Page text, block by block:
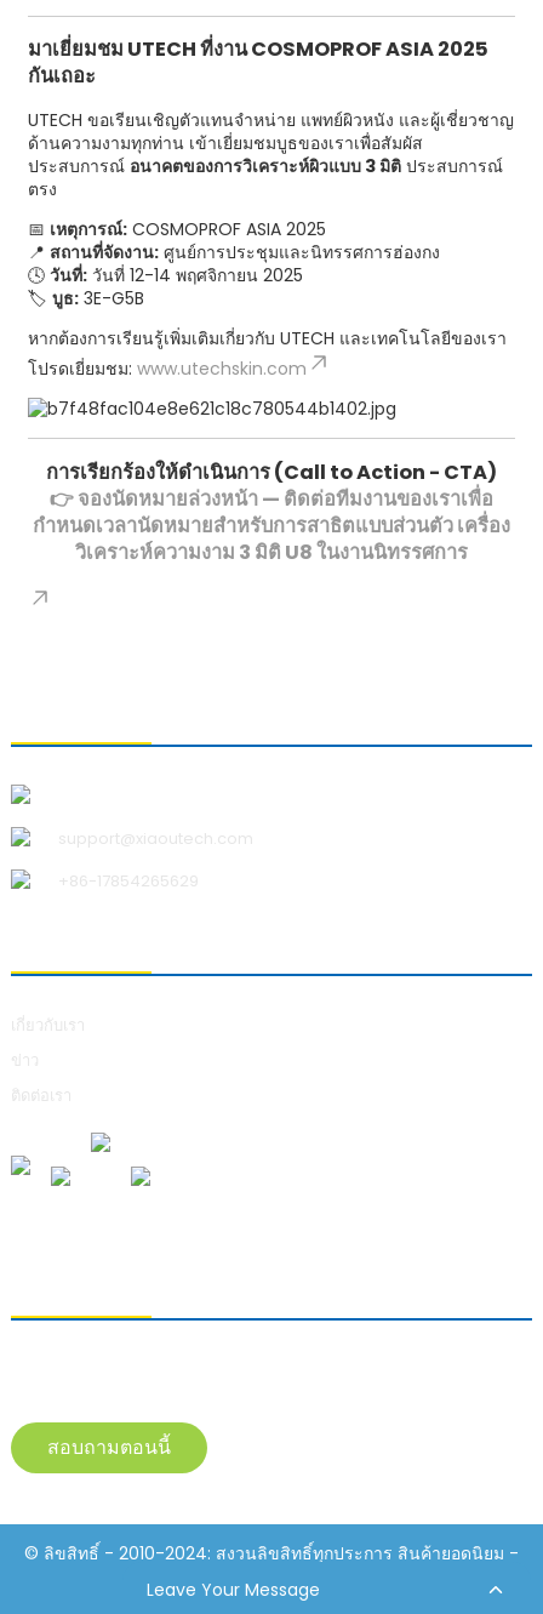
มาเยี่ยมชม UTECH ที่งาน COSMOPROF ASIA 2025
กันเถอะ
UTECH ขอเรียนเชิญตัวแทนจำหน่าย แพทย์ผิวหนัง และผู้เชี่ยวชาญ
ด้านความงามทุกท่าน เข้าเยี่ยมชมบูธของเราเพื่อสัมผัส
ประสบการณ์ อนาคตของการวิเคราะห์ผิวแบบ 3 มิติประสบการณ์
ตรง
📅 เหตุการณ์:COSMOPROF ASIA 2025
📍 สถานที่จัดงาน:ศูนย์การประชุมและนิทรรศการฮ่องกง
🕓 วันที่:วันที่ 12-14 พฤศจิกายน 2025
🏷 บูธ:3E-G5B
หากต้องการเรียนรู้เพิ่มเติมเกี่ยวกับ UTECH และเทคโนโลยีของเรา
โปรดเยี่ยมชม: www.utechskin.com
การเรียกร้องให้ดำเนินการ (Call to Action - CTA)
👉จองนัดหมายล่วงหน้า— ติดต่อทีมงานของเราเพื่อ
กำหนดเวลานัดหมายสำหรับการสาธิตแบบส่วนตัวเครื่อง
วิเคราะห์ความงาม 3 มิติ U8ในงานนิทรรศการ
support@xiaoutech.com
+86-17854265629
เกี่ยวกับเรา
ข่าว
ติดต่อเรา
สอบถามตอนนี้
© ลิขสิทธิ์ - 2010-2024: สงวนลิขสิทธิ์ทุกประการ สินค้ายอดนิยม -
แผนผังเว็บไซต์ Resource
Leave Your Message